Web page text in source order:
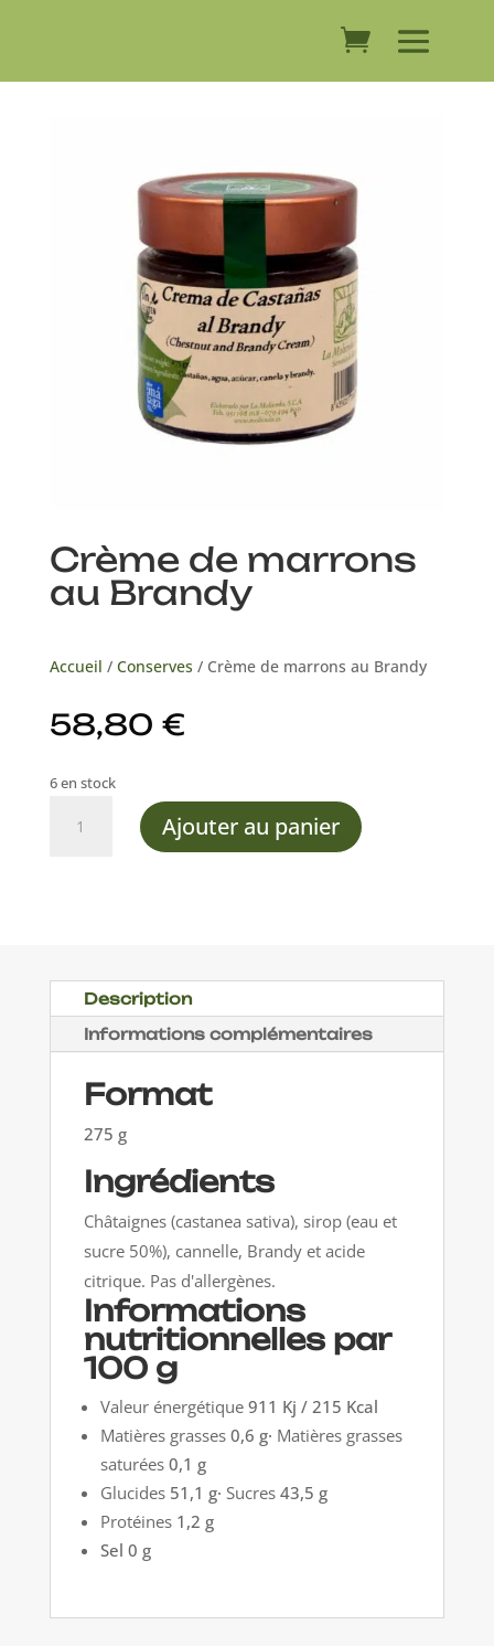
Crème de marrons
au Brandy
Accueil / Conserves / Crème de marrons au Brandy
58,80 €
6 en stock
Ajouter au panier
Description
Informations complémentaires
Format
275 g
Ingrédients
Châtaignes (castanea sativa), sirop (eau et
sucre 50%), cannelle, Brandy et acide
citrique. Pas d'allergènes.
Informations
nutritionnelles par
100 g
Valeur énergétique911 Kj / 215 Kcal
Matières grasses0,6 g· Matières grasses
saturées0,1 g
Glucides 51,1 g·Sucres43,5 g
Protéines 1,2 g
Sel 0 g